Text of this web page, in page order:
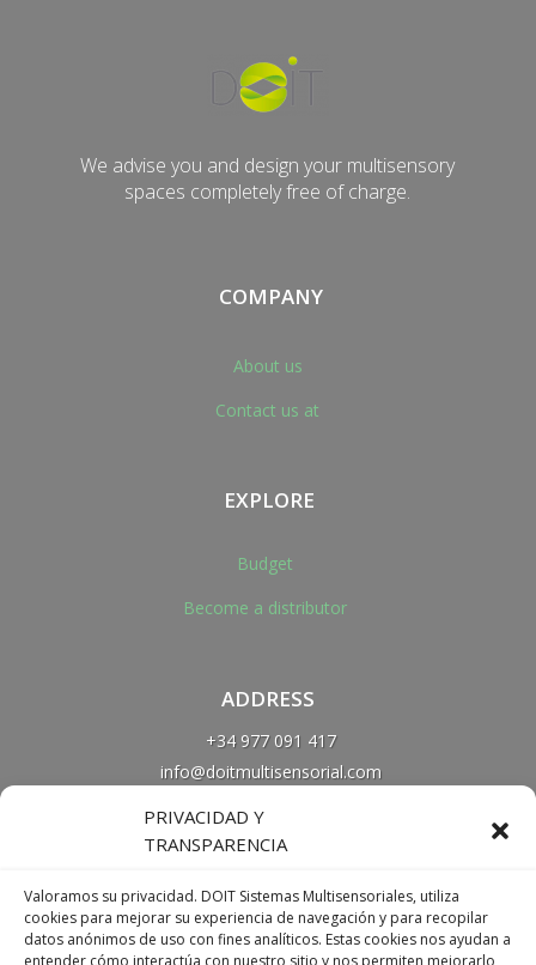
PRIVACIDAD Y
TRANSPARENCIA
Valoramos su privacidad. DOIT Sistemas Multisensoriales, utiliza
cookies para mejorar su experiencia de navegación y para recopilar
datos anónimos de uso con fines analíticos. Estas cookies nos ayudan a
entender cómo interactúa con nuestro sitio y nos permiten mejorarlo
We advise you and design your multisensory
spaces completely free of charge.
COMPANY
About us
Contact us at
EXPLORE
Budget
Become a distributor
ADDRESS
+34 977 091 417
info@doitmultisensorial.com